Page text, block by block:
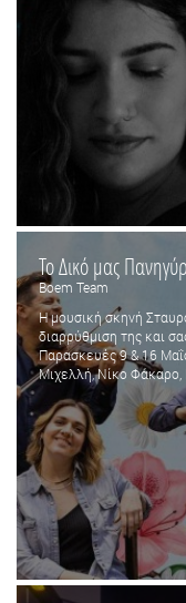
Το Δικό μας
Boem Team
Η μουσική σκηνή
διαρρύθμιση της και
Παρασκευές 9 & 16
Μιχελλή, Νίκο Φάκαρο,